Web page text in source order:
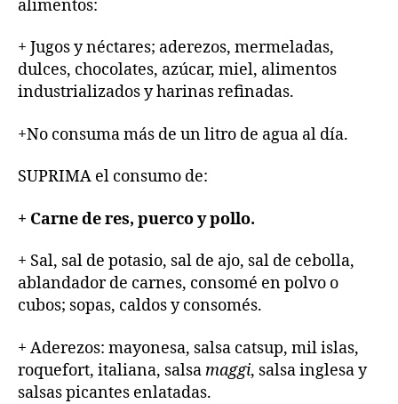
alimentos:
+ Jugos y néctares; aderezos, mermeladas,
dulces, chocolates, azúcar, miel, alimentos
industrializados y harinas refinadas.
+No consuma más de un litro de agua al día.
SUPRIMA el consumo de:
+ Carne de res, puerco y pollo.
+ Sal, sal de potasio, sal de ajo, sal de cebolla,
ablandador de carnes, consomé en polvo o
cubos; sopas, caldos y consomés.
+ Aderezos: mayonesa, salsa catsup, mil islas,
roquefort, italiana, salsamaggi, salsa inglesa y
salsas picantes enlatadas.